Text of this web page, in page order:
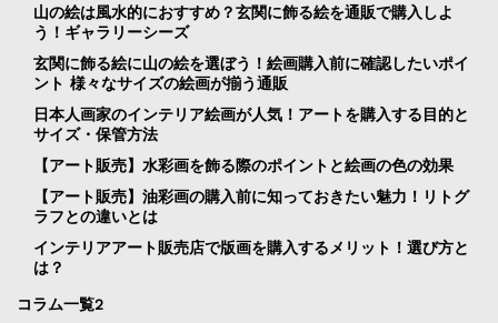
山の絵は風水的におすすめ？玄関に飾る絵を通販で購入しよ
う！ギャラリーシーズ
玄関に飾る絵に山の絵を選ぼう！絵画購入前に確認したいポイ
ント 様々なサイズの絵画が揃う通販
日本人画家のインテリア絵画が人気！アートを購入する目的と
サイズ・保管方法
【アート販売】水彩画を飾る際のポイントと絵画の色の効果
【アート販売】油彩画の購入前に知っておきたい魅力！リトグ
ラフとの違いとは
インテリアアート販売店で版画を購入するメリット！選び方と
は？
コラム一覧2